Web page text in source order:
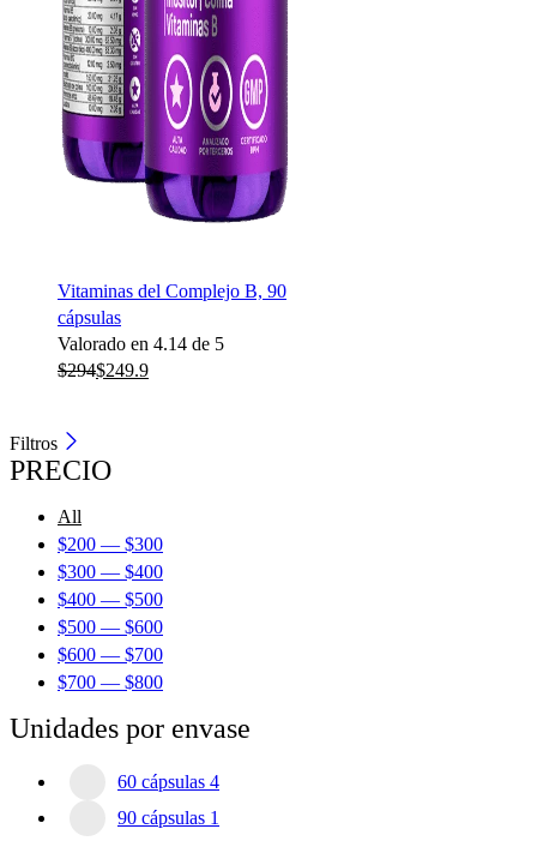
Vitaminas del Complejo B, 90
cápsulas
Valorado en 4.14 de 5
$294$249.9
Filtros
PRECIO
All
$200 — $300
$300 — $400
$400 — $500
$500 — $600
$600 — $700
$700 — $800
Unidades por envase
60 cápsulas 4
90 cápsulas 1